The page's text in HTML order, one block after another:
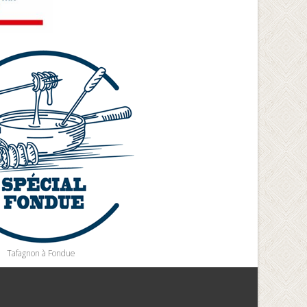
Tafagnon à Fondue